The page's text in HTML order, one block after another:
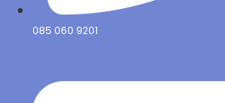
085 060 9201